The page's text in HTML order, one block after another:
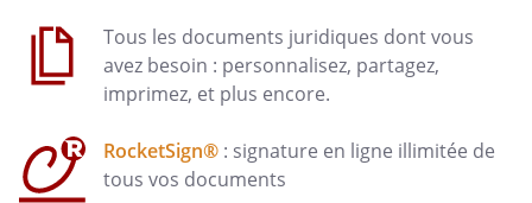
Tous les documents juridiques dont vous
avez besoin : personnalisez, partagez,
imprimez, et plus encore.
RocketSign® : signature en ligne illimitée de
tous vos documents